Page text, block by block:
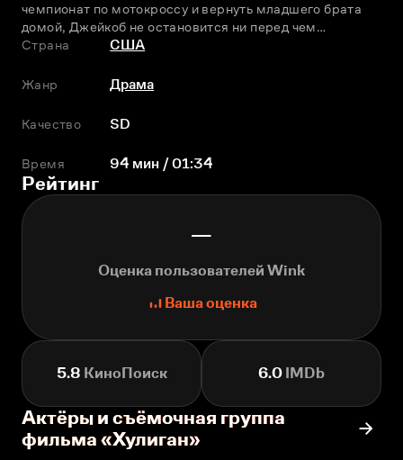
чемпионат по мотокроссу и вернуть младшего брата
домой, Джейкоб не остановится ни перед чем…
Страна
США
Жанр Драма
Качество SD
Время 94 мин / 01:34
Рейтинг
—
Оценка пользователей Wink
Ваша оценка
5.8 КиноПоиск 6.0 IMDb
Актёры и съёмочная группа
фильма «Хулиган»